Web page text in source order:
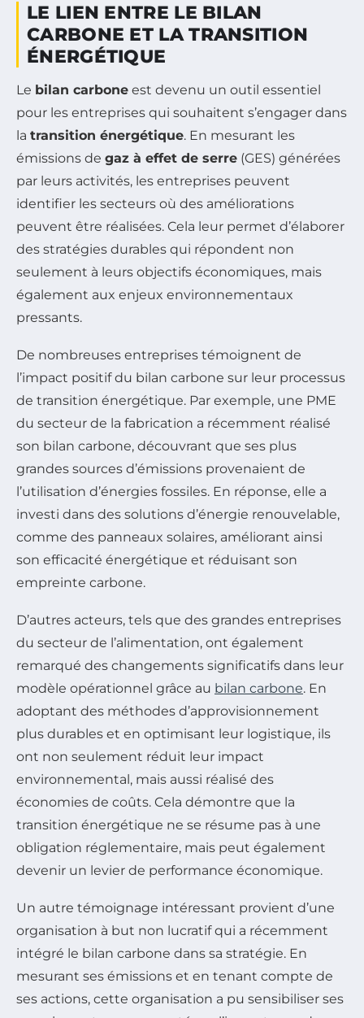
LE LIEN ENTRE LE BILAN
CARBONE ET LA TRANSITION
ÉNERGÉTIQUE
Le bilan carbone est devenu un outil essentiel
pour les entreprises qui souhaitent s’engager dans
la transition énergétique. En mesurant les
émissions de gaz à effet de serre (GES) générées
par leurs activités, les entreprises peuvent
identifier les secteurs où des améliorations
peuvent être réalisées. Cela leur permet d’élaborer
des stratégies durables qui répondent non
seulement à leurs objectifs économiques, mais
également aux enjeux environnementaux
pressants.
De nombreuses entreprises témoignent de
l’impact positif du bilan carbone sur leur processus
de transition énergétique. Par exemple, une PME
du secteur de la fabrication a récemment réalisé
son bilan carbone, découvrant que ses plus
grandes sources d’émissions provenaient de
l’utilisation d’énergies fossiles. En réponse, elle a
investi dans des solutions d’énergie renouvelable,
comme des panneaux solaires, améliorant ainsi
son efficacité énergétique et réduisant son
empreinte carbone.
D’autres acteurs, tels que des grandes entreprises
du secteur de l’alimentation, ont également
remarqué des changements significatifs dans leur
modèle opérationnel grâce au bilan carbone. En
adoptant des méthodes d’approvisionnement
plus durables et en optimisant leur logistique, ils
ont non seulement réduit leur impact
environnemental, mais aussi réalisé des
économies de coûts. Cela démontre que la
transition énergétique ne se résume pas à une
obligation réglementaire, mais peut également
devenir un levier de performance économique.
Un autre témoignage intéressant provient d’une
organisation à but non lucratif qui a récemment
intégré le bilan carbone dans sa stratégie. En
mesurant ses émissions et en tenant compte de
ses actions, cette organisation a pu sensibiliser ses